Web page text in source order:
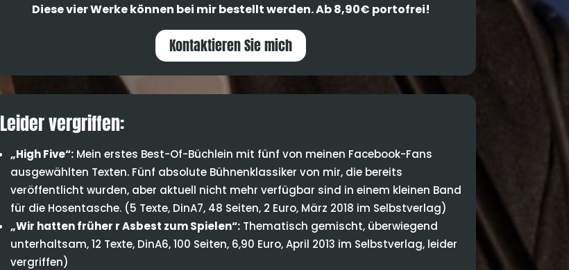
Diese vier Werke können bei mir bestellt werden. Ab 8,90€ portofrei!
Kontaktieren Sie mich
Leider vergriffen:
„High Five“:Mein erstes Best-Of-Büchlein mit fünf von meinen Facebook-Fans
ausgewählten Texten. Fünf absolute Bühnenklassiker von mir, die bereits
veröffentlicht wurden, aber aktuell nicht mehr verfügbar sind in einem kleinen Band
für die Hosentasche. (5 Texte, DinA7, 48 Seiten, 2 Euro, März 2018 im Selbstverlag)
„Wir hatten früher r Asbest zum Spielen“:Thematisch gemischt, überwiegend
unterhaltsam, 12 Texte, DinA6, 100 Seiten, 6,90 Euro, April 2013 im Selbstverlag, leider
vergriffen)